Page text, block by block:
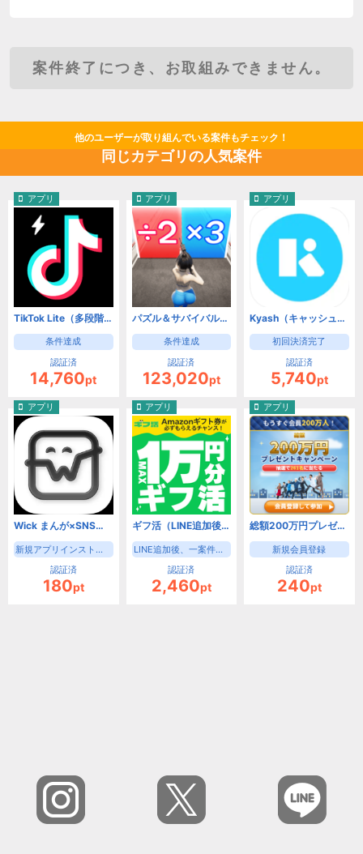
案件終了につき、お取組みできません。
他のユーザーが取り組んでいる案件もチェック！
同じカテゴリの人気案件
アプリ
TikTok Lite（多段階）（Android）
条件達成
認証済
14,760pt
アプリ
パズル＆サバイバル（多段階）（Android）
条件達成
認証済
123,020pt
アプリ
Kyash（キャッシュ）-チャージ式Visaカード（初回決済完了）（Android）
初回決済完了
認証済
5,740pt
アプリ
Wick まんが×SNS【Android】
新規アプリインストール後、初回起動完了で成果となります。<br /> ※初めてWickのアプリをインストールされる方
認証済
180pt
アプリ
ギフ活（LINE追加後、一案件登録完了）
LINE追加後、一案件登録完了
認証済
2,460pt
アプリ
総額200万円プレゼントキャンペーン・テンプレートBANK（新規会員登録）
新規会員登録
認証済
240pt